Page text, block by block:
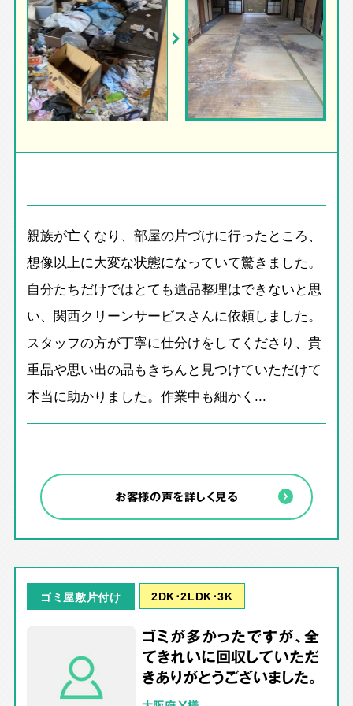
親族が亡くなり、部屋の片づけに行ったところ、
想像以上に大変な状態になっていて驚きました。
自分たちだけではとても遺品整理はできないと思
い、関西クリーンサービスさんに依頼しました。
スタッフの方が丁寧に仕分けをしてくださり、貴
重品や思い出の品もきちんと見つけていただけて
本当に助かりました。作業中も細かく...
お客様の声を詳しく見る
ゴミ屋敷片付け 2DK･2LDK･3K
ゴミが多かったですが、全
てきれいに回収していただ
きありがとうございました。